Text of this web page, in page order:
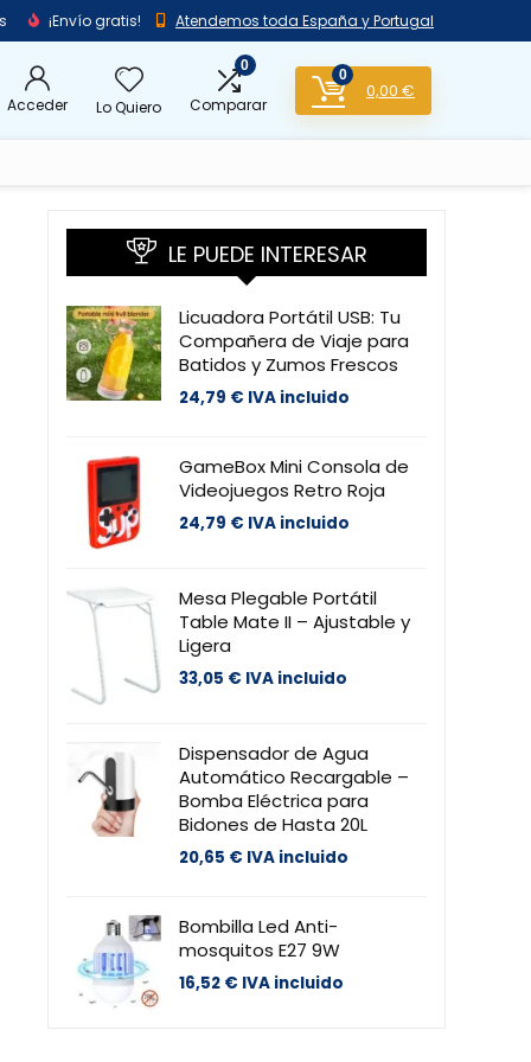
¡Envío gratis! Atendemos toda España y Portugal
Acceder Lo Quiero
0
Comparar
0
0,00 €
LE PUEDE INTERESAR
Licuadora Portátil USB: Tu
Compañera de Viaje para
Batidos y Zumos Frescos
24,79 € IVA incluido
GameBox Mini Consola de
Videojuegos Retro Roja
24,79 € IVA incluido
Mesa Plegable Portátil
Table Mate II – Ajustable y
Ligera
33,05 € IVA incluido
Dispensador de Agua
Automático Recargable –
Bomba Eléctrica para
Bidones de Hasta 20L
20,65 € IVA incluido
Bombilla Led Anti-
mosquitos E27 9W
16,52 € IVA incluido